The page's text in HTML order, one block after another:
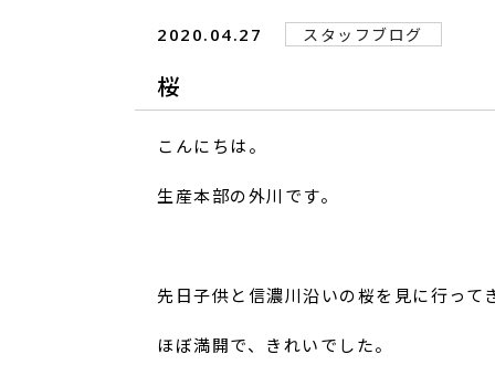
2020.04.27 スタッフブログ
桜
こんにちは。
生産本部の外川です。
先日子供と信濃川沿いの桜を見に行って
ほぼ満開で、きれいでした。